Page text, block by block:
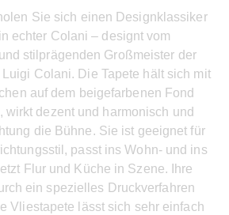
Sie sich einen Designklassiker
echter Colani – designt vom
stilprägenden Großmeister der
Colani. Die Tapete hält sich mit
auf dem beigefarbenen Fond
wirkt dezent und harmonisch und
die Bühne. Sie ist geeignet für
passt ins Wohn- und ins
Flur und Küche in Szene. Ihre
ein spezielles Druckverfahren
Vliestapete lässt sich sehr einfach